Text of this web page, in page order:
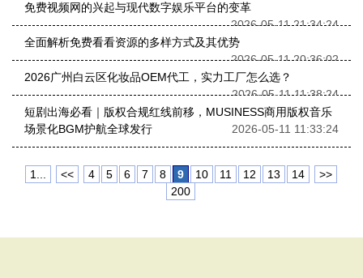
免费视频网的兴起与现代数字娱乐平台的变革
2026-05-11 21:34:24
全面解析免费看看资源的多样方式及其优势
2026-05-11 20:36:02
2026广州白云区化妆品OEM代工，实力工厂怎么选？
2026-05-11 11:38:24
短剧出海必看｜版权合规红线前移，MUSINESS商用版权音乐
场景化BGM护航全球发行
2026-05-11 11:33:24
1... << 4 5 6 7 8 9 10 11 12 13 14
>>
200